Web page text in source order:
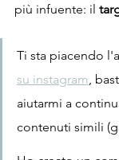
più infuente: il
Ti sta piacendo
su instagram,
aiutarmi a
contenuti simili